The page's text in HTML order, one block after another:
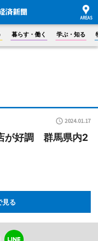
暮らす・働く 学ぶ・知る
2024.01.17
が好調 群馬県内2
る